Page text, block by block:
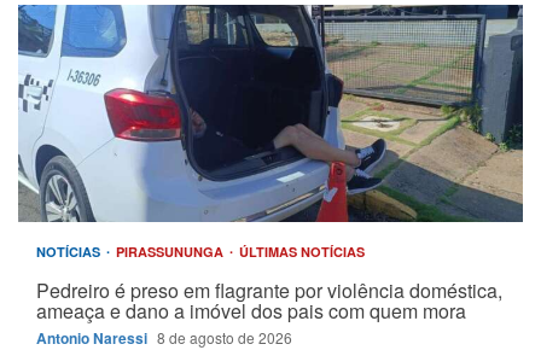
NOTÍCIAS PIRASSUNUNGA ÚLTIMAS NOTÍCIAS
Pedreiro é preso em flagrante por violência doméstica,
ameaça e dano a imóvel dos pais com quem mora
Antonio Naressi 8 de agosto de 2026